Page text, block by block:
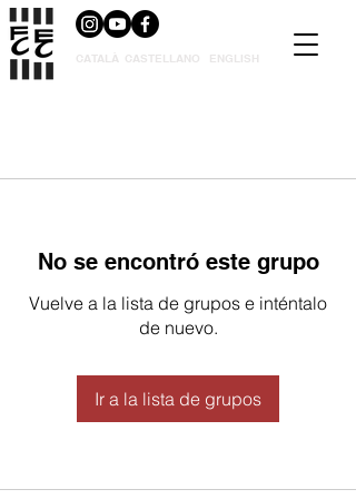
CATALÀ CASTELLANO ENGLISH
No se encontró este grupo
Vuelve a la lista de grupos e inténtalo
de nuevo.
Ir a la lista de grupos